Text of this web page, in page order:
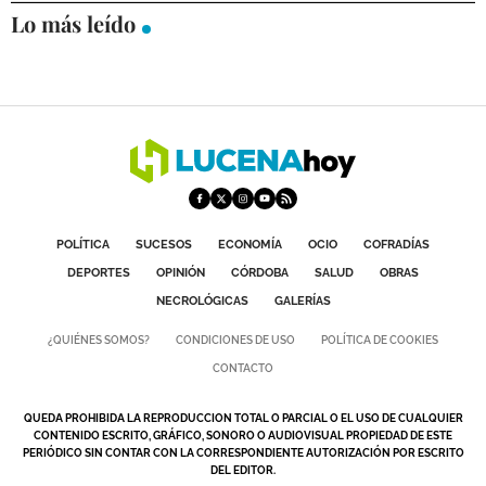
DEPORTES
DEPORTE BASE
VENTANA CIUDADANA
CÓRDOBA
OBRAS
Lo más leído
POLÍTICA SUCESOS ECONOMÍA OCIO
COFRADÍAS
DEPORTES
OPINIÓN CÓRDOBA SALUD
OBRAS
NECROLÓGICAS
GALERÍAS
¿QUIÉNES SOMOS? CONDICIONES DE USO POLÍTICA DE COOKIES
CONTACTO
QUEDA PROHIBIDA LA REPRODUCCION TOTAL O PARCIAL O EL USO DE CUALQUIER
CONTENIDO ESCRITO, GRÁFICO, SONORO O AUDIOVISUAL PROPIEDAD DE ESTE
PERIÓDICO SIN CONTAR CON LA CORRESPONDIENTE AUTORIZACIÓN POR ESCRITO
DEL EDITOR.